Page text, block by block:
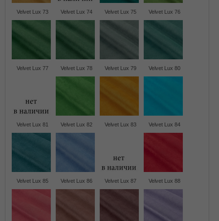
Velvet Lux 73 Velvet Lux 74 Velvet Lux 75 Velvet Lux 76
Velvet Lux 77 Velvet Lux 78 Velvet Lux 79 Velvet Lux 80
Velvet Lux 81 Velvet Lux 82 Velvet Lux 83 Velvet Lux 84
Velvet Lux 85 Velvet Lux 86 Velvet Lux 87 Velvet Lux 88